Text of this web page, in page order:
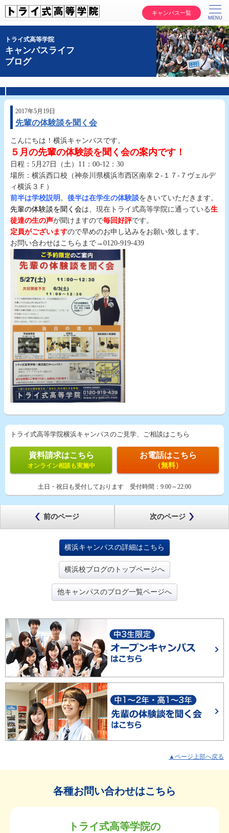
キャンパス一覧
トライ式高等学院
キャンパスライフ
ブログ
2017年5月19日
先輩の体験談を聞く会
こんにちは！横浜キャンパスです。
５月の先輩の体験談を聞く会の案内です！
日程：5月27日（土）11：00-12：30
場所：横浜西口校（神奈川県横浜市西区南幸２-１７-７ヴェルデ
ィ横浜３Ｆ）
前半は学校説明 。 後半は在学生の体験談をきいていただきます。
先輩の体験談を聞く会は、現在トライ式高等学院に通っている生
徒達の生の声が聞けますので毎回好評です。
定員がございますので早めのお申し込みをお願い致します。
お問い合わせはこちらまで→0120-919-439
トライ式高等学院横浜キャンパスのご見学、ご相談はこちら
資料請求はこちら
オンライン相談も実施中
お電話はこちら
（無料）
土日・祝日も受付しております 受付時間： 9:00～22:00
前のページ 次のページ
横浜キャンパスの詳細はこちら
横浜校ブログのトップページへ
他キャンパスのブログ一覧ページへ
▲ページ上部へ戻る
各種お問い合わせはこちら
トライ式高等学院の